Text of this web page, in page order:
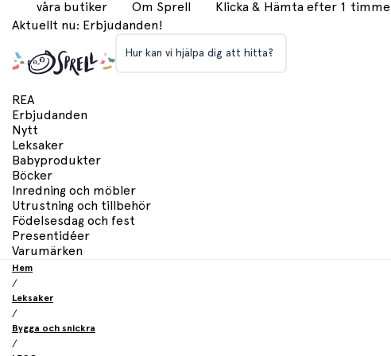
våra butiker Om Sprell Klicka & Hämta efter 1 timme
Aktuellt nu: Erbjudanden!
Hur kan vi hjälpa dig att hitta?
REA
Erbjudanden
Nytt
Leksaker
Babyprodukter
Böcker
Inredning och möbler
Utrustning och tillbehör
Födelsesdag och fest
Presentidéer
Varumärken
Hem
/
Leksaker
/
Bygga och snickra
/